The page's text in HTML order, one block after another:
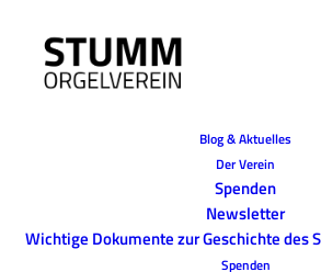
Blog & Aktuelles
Der Verein
Spenden
Newsletter
Wichtige Dokumente zur Geschichte des
Spenden